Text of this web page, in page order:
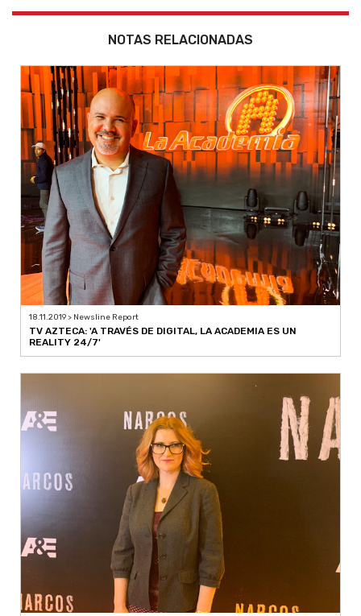
NOTAS RELACIONADAS
18.11.2019 > Newsline Report
TV AZTECA: 'A TRAVÉS DE DIGITAL, LA ACADEMIA ES UN
REALITY 24/7'